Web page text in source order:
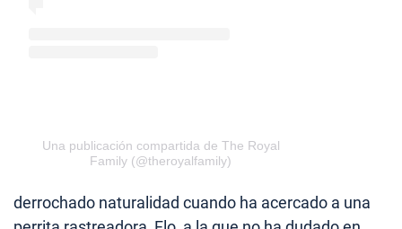
Una publicación compartida de The Royal
Family (@theroyalfamily)
derrochado naturalidad cuando ha acercado a una